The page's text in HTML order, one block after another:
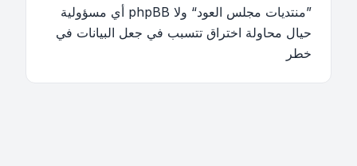
”منتديات مجلس العود“ ولا phpBB أي مسؤولية
حيال محاولة اختراق تتسبب في جعل البيانات في
خطر